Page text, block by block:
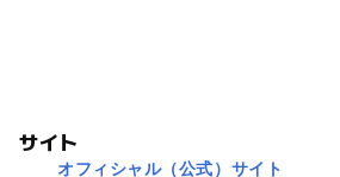
サイト
オフィシャル（公式）サイト